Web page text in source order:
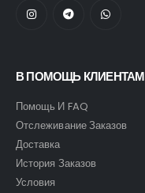
В ПОМОЩЬ КЛИЕНТАМ
Помощь И FAQ
Отслеживание Заказов
Доставка
История Заказов
Условия